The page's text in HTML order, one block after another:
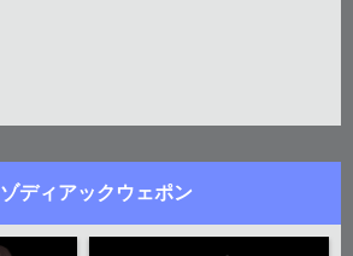
ゾディアックウェポン